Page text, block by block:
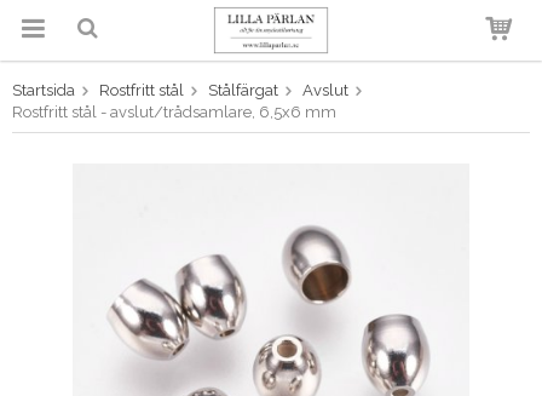
Produkten har blivit tillagd i
varukorgen
Startsida Rostfritt stål Stålfärgat
Avslut
Rostfritt stål - avslut/trådsamlare, 6,5x6 mm